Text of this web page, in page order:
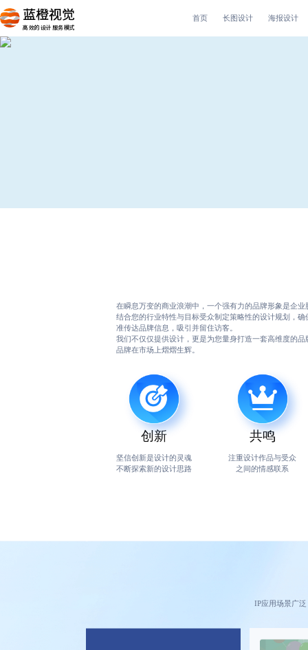
高效的设计服务模式
首页 长图设计 海报设计
在瞬息万变的商业浪潮中，一个强有力的品牌形象是企
结合您的行业特性与目标受众制定策略性的设计规划，
准传达品牌信息，吸引并留住访客。
我们不仅仅提供设计，更是为您量身打造一套高维度的
品牌在市场上熠熠生辉。
创新
坚信创新是设计的灵魂
不断探索新的设计思路
共鸣
注重设计作品与受众
之间的情感联系
IP应用场景广